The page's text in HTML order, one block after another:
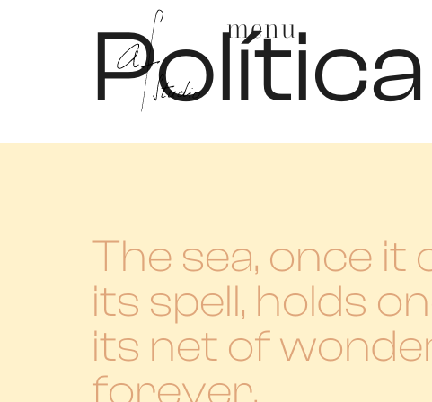
menu
The sea, once it
its spell, holds
its net of
forever.